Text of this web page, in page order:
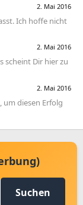
2. Mai 2016
Ich hoffe nicht
2. Mai 2016
scheint Dir hier zu
2. Mai 2016
um diesen Erfolg
Suchen